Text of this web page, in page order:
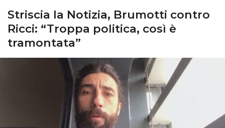
Striscia la Notizia, Brumotti contro
Ricci: “Troppa politica, così è
tramontata”